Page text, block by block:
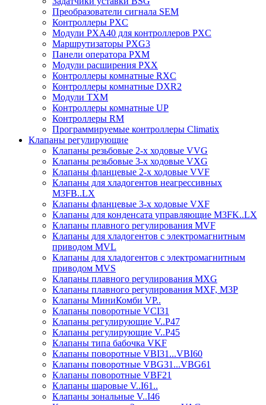
Преобразователи сигнала SEM
Контроллеры PXC
Модули PXA40 для контроллеров PXC
Маршрутизаторы PXG3
Панели оператора PXM
Модули расширения PXX
Контроллеры комнатные RXC
Контроллеры комнатные DXR2
Модули TXM
Контроллеры комнатные UP
Контроллеры RM
Программируемые контроллеры Climatix
Клапаны регулирующие
Клапаны резьбовые 2-х ходовые VVG
Клапаны резьбовые 3-х ходовые VХG
Клапаны фланцевые 2-х ходовые VVF
Клапаны для хладогентов неагрессивных
M3FB..LX
Клапаны фланцевые 3-х ходовые VXF
Клапаны для конденсата управляющие M3FK..LX
Клапаны плавного регулирования MVF
Клапаны для хладогентов с электромагнитным
приводом MVL
Клапаны для хладогентов с электромагнитным
приводом MVS
Клапаны плавного регулирования MXG
Клапаны плавного регулирования MXF, M3P
Клапаны МиниКомби VP..
Клапаны поворотные VCI31
Клапаны регулирующие V..P47
Клапаны регулирующие V..P45
Клапаны типа бабочка VKF
Клапаны поворотные VBI31...VBI60
Клапаны поворотные VBG31...VBG61
Клапаны поворотные VBF21
Клапаны шаровые V..I61..
Клапаны зональные V..I46